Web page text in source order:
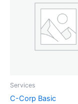
Services
C-Corp Basic